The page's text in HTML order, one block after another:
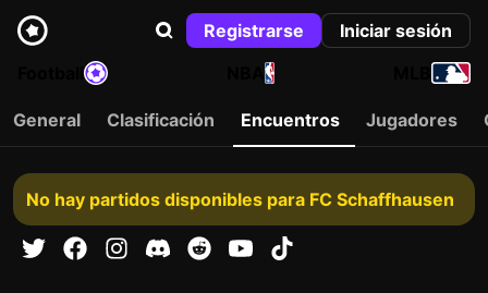
Registrarse
Iniciar sesión
NBA
General Clasificación Encuentros Jugadores
No hay partidos disponibles para FC Schaffhausen